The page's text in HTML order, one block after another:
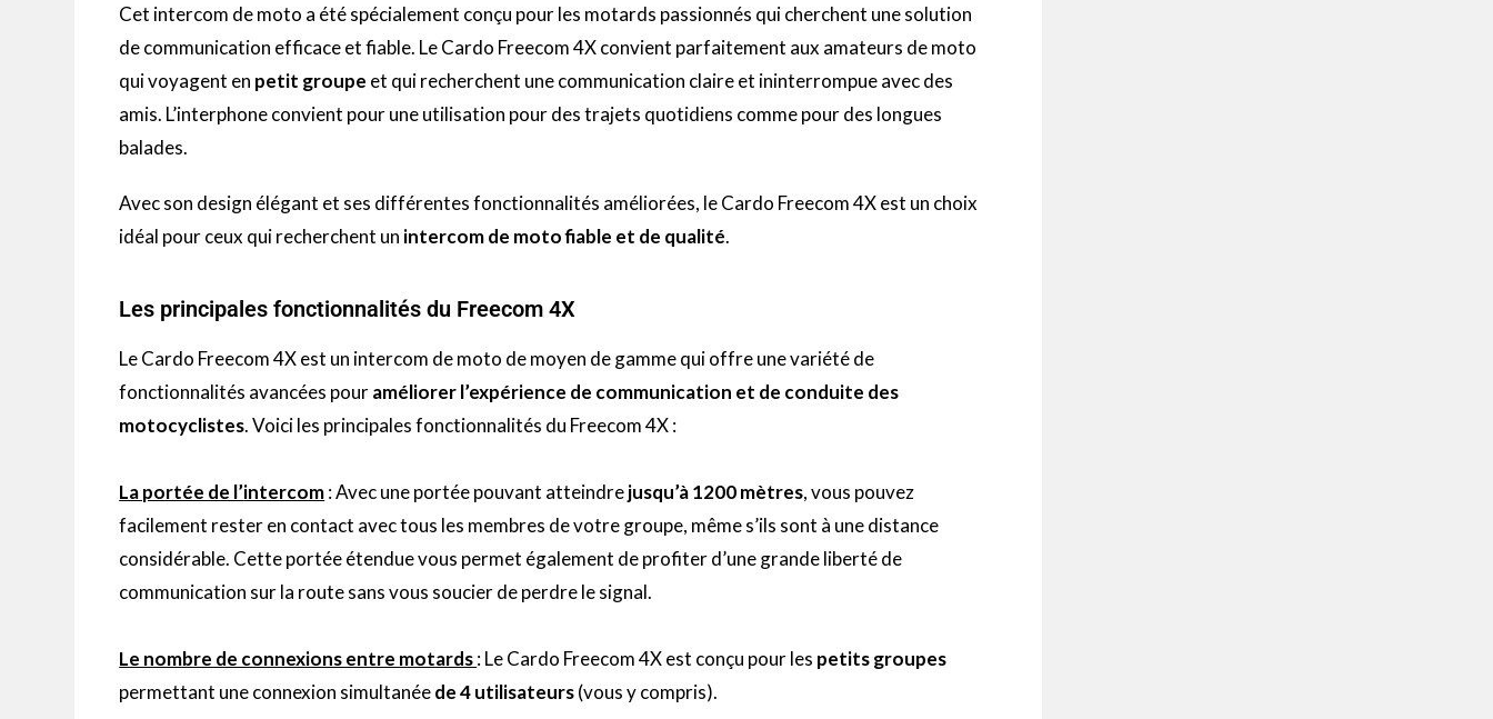
Cet intercom de moto a été spécialement conçu pour les motards passionnés qui cherchent une solution
de communication efficace et fiable. LeCardo Freecom4X convient parfaitement aux amateurs de moto
qui voyagent en petit groupe et qui recherchent une communication claire et ininterrompue avec des
amis. L’interphone convient pour une utilisation pour des trajets quotidiens comme pour des longues
balades.
Avec son design élégant et ses différentes fonctionnalités améliorées, leCardo Freecom4X est un choix
idéal pour ceux qui recherchent un intercomde moto fiable et de qualité.
Les principales fonctionnalités du Freecom 4X
LeCardo Freecom4X est un intercom de moto de moyen de gamme qui offre une variété de
fonctionnalités avancées pouraméliorer l’expérience de communication et de conduite des
motocyclistes.Voici les principales fonctionnalités du Freecom4X :
La portée de l’intercom:Avecune portée pouvant atteindrejusqu’à 1200 mètres, vous pouvez
facilement rester en contact avec tous les membres de votre groupe, même s’ils sont à une distance
considérable. Cette portée étendue vous permet également de profiter d’une grande liberté de
communication sur la route sans vous soucier de perdre le signal.
Le nombre de connexions entre motards:LeCardo Freecom4X est conçu pour les petits groupes
permettant une connexion simultanéede 4 utilisateurs(vous y compris).